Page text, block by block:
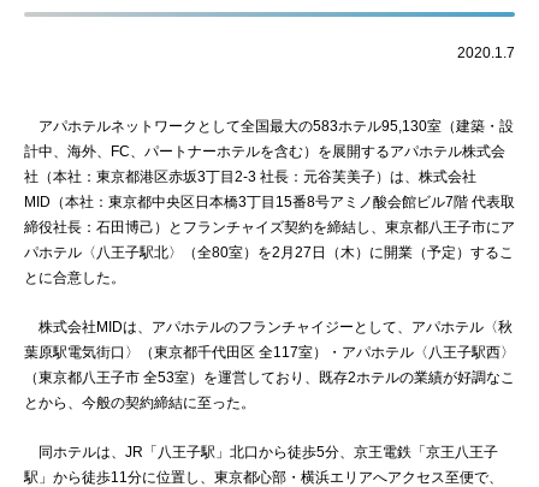
2020.1.7
アパホテルネットワークとして全国最大の583ホテル95,130室（建築・設
計中、海外、FC、パートナーホテルを含む）を展開するアパホテル株式会
社（本社：東京都港区赤坂3丁目2-3 社長：元谷芙美子）は、株式会社
MID（本社：東京都中央区日本橋3丁目15番8号アミノ酸会館ビル7階 代表取
締役社長：石田博己）とフランチャイズ契約を締結し、東京都八王子市にア
パホテル〈八王子駅北〉（全80室）を2月27日（木）に開業（予定）するこ
とに合意した。
株式会社MIDは、アパホテルのフランチャイジーとして、アパホテル〈秋
葉原駅電気街口〉（東京都千代田区 全117室）・アパホテル〈八王子駅西〉
（東京都八王子市 全53室）を運営しており、既存2ホテルの業績が好調なこ
とから、今般の契約締結に至った。
同ホテルは、JR「八王子駅」北口から徒歩5分、京王電鉄「京王八王子
駅」から徒歩11分に位置し、東京都心部・横浜エリアへアクセス至便で、